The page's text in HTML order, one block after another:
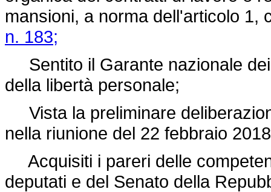
mansioni, a norma dell'articolo 1,
n. 183;
Sentito il Garante nazionale
della libertà personale;
Vista la preliminare
nella riunione del 22 febbraio
Acquisiti i pareri delle
deputati e del Senato della